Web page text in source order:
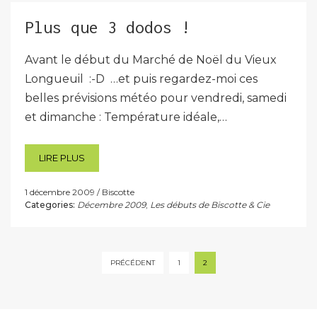
Plus que 3 dodos !
Avant le début du Marché de Noël du Vieux
Longueuil :-D …et puis regardez-moi ces
belles prévisions météo pour vendredi, samedi
et dimanche : Température idéale,…
LIRE PLUS
1 décembre 2009
Biscotte
Categories: Décembre 2009, Les débuts de Biscotte & Cie
PRÉCÉDENT 1 2